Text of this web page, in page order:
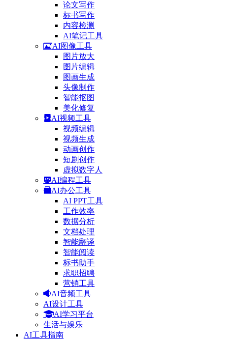
论文写作
标书写作
内容检测
AI笔记工具
AI图像工具
图片放大
图片编辑
图画生成
头像制作
智能抠图
美化修复
AI视频工具
视频编辑
视频生成
动画创作
短剧创作
虚拟数字人
AI编程工具
AI办公工具
AI PPT工具
工作效率
数据分析
文档处理
智能翻译
智能阅读
标书助手
求职招聘
营销工具
AI音频工具
AI设计工具
AI学习平台
生活与娱乐
AI工具指南